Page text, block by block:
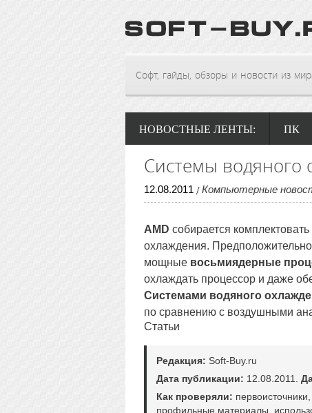
Софт, гайды, обзоры и новости из
НОВОСТНЫЕ ЛЕНТЫ: ПК
Системы водяного
12.08.2011 / Компьютерные
AMD собирается
охлаждения.
мощные восьмиядерные
охлаждать процессор и даже
Системами водяного
по сравнению с воздушными
Статьи
Редакция: Soft-Buy.ru
Дата публикации: 12.08.2011.
Как проверяли:
профильные материалы,